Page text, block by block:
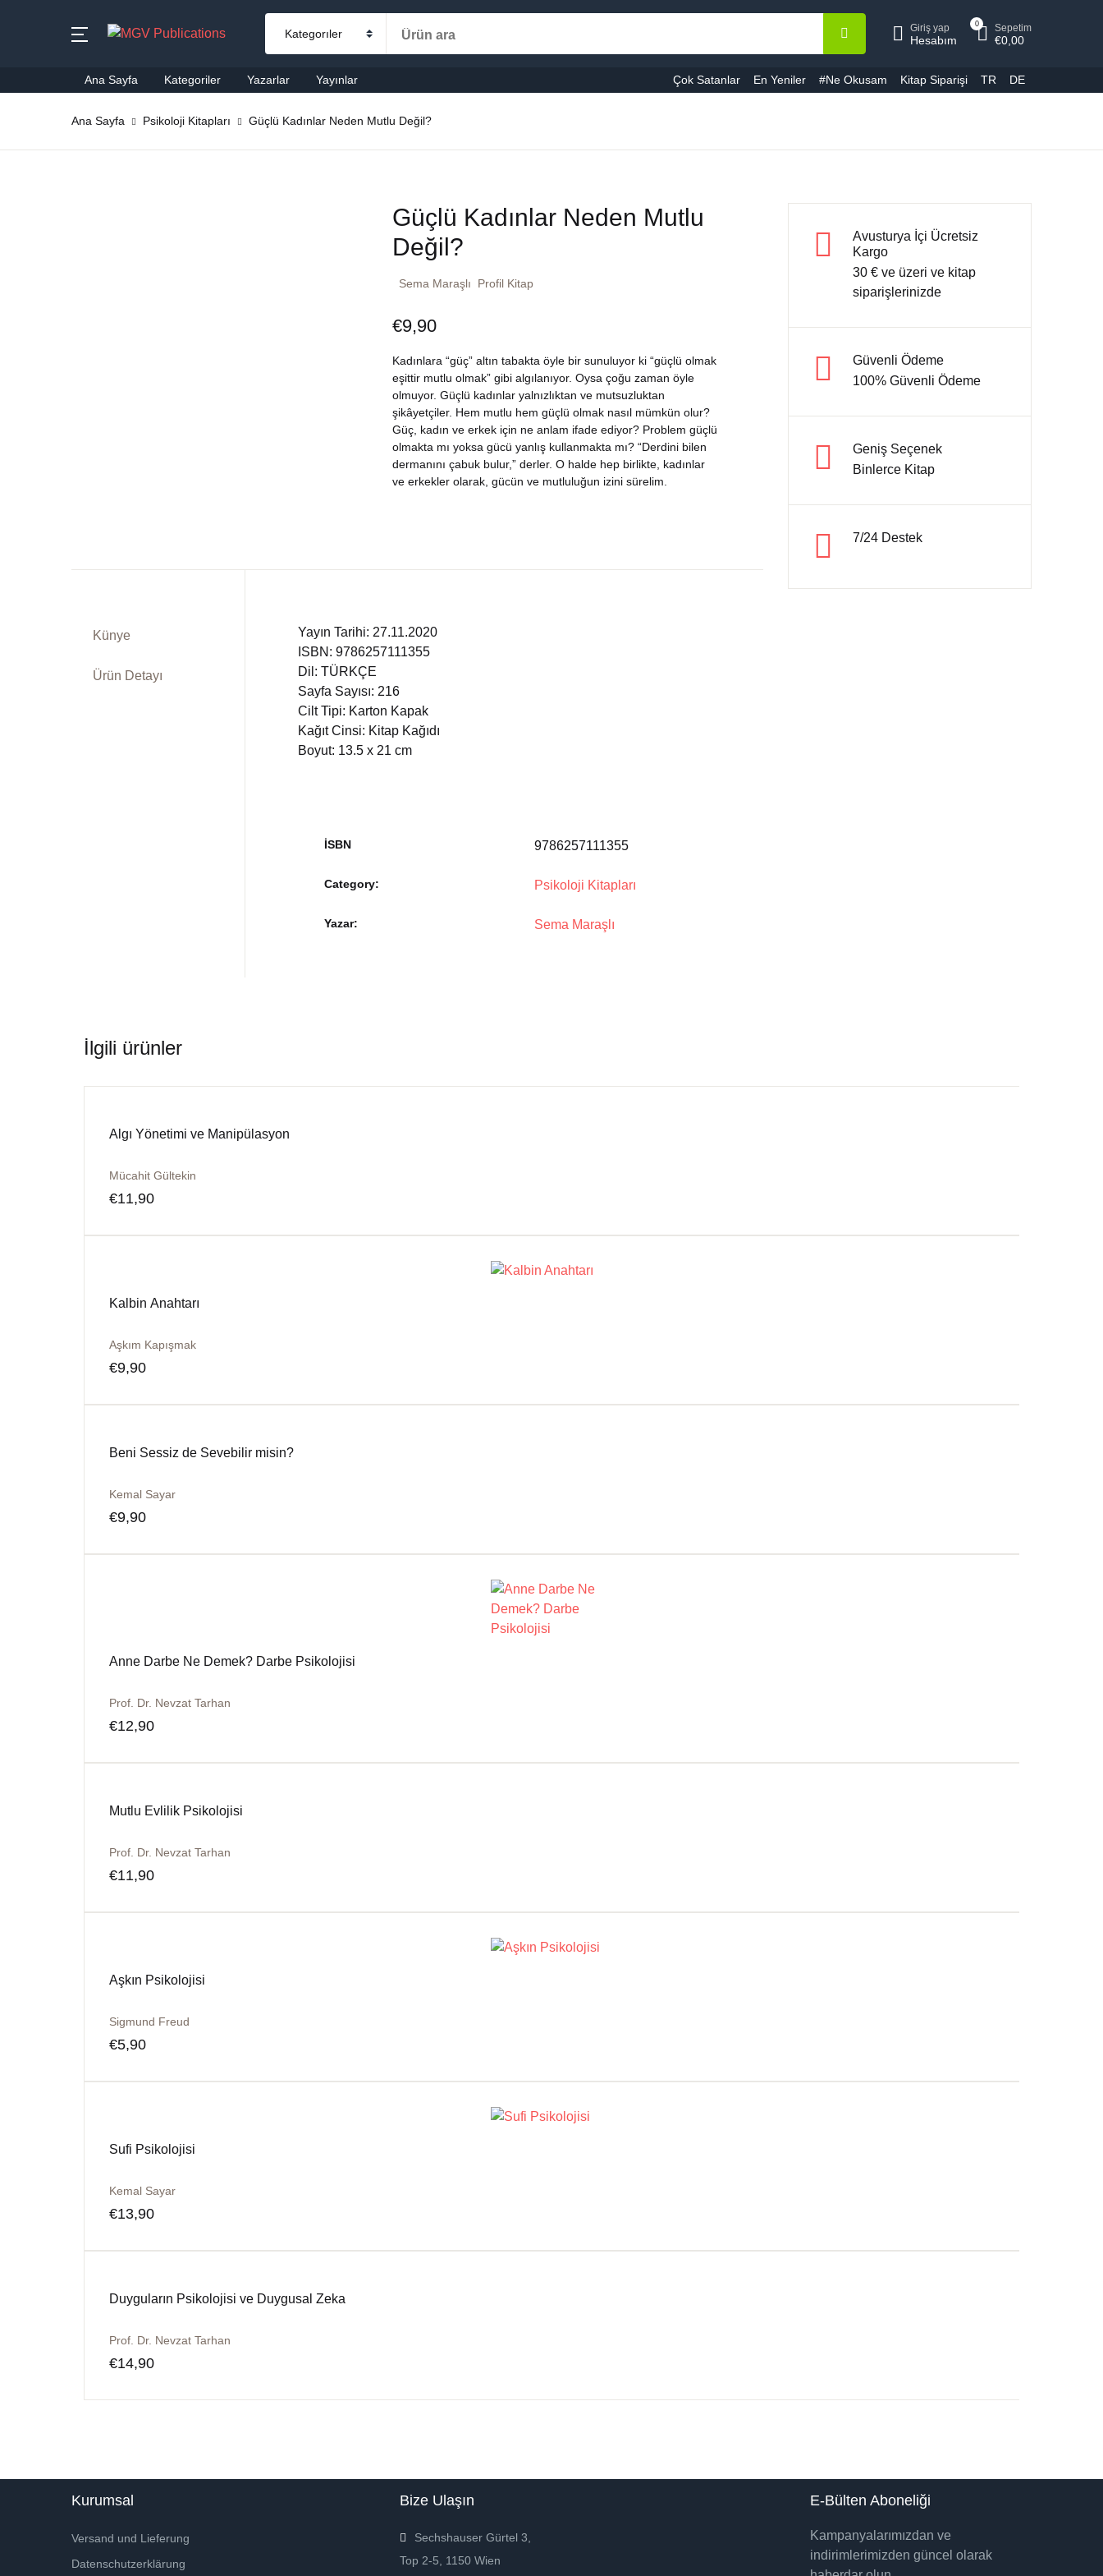
Giriş yap
Hesabım
0 Sepetim
€0,00
Ana Sayfa Kategoriler Yazarlar Yayınlar Çok Satanlar En Yeniler #Ne Okusam Kitap Siparişi TR DE
Başvuru – Kaynak
Dünya Klasikleri
Edebiyat
Psikoloji
Siyasi
Tarih
Kapat
Kapat
Ana Sayfa Psikoloji Kitapları Güçlü Kadınlar Neden Mutlu Değil?
Güçlü Kadınlar Neden Mutlu
Değil?
Sema Maraşlı Profil Kitap
€9,90
Kadınlara “güç” altın tabakta öyle bir sunuluyor ki “güçlü olmak
eşittir mutlu olmak” gibi algılanıyor. Oysa çoğu zaman öyle
olmuyor. Güçlü kadınlar yalnızlıktan ve mutsuzluktan
şikâyetçiler. Hem mutlu hem güçlü olmak nasıl mümkün olur?
Güç, kadın ve erkek için ne anlam ifade ediyor? Problem güçlü
olmakta mı yoksa gücü yanlış kullanmakta mı? “Derdini bilen
dermanını çabuk bulur,” derler. O halde hep birlikte, kadınlar
ve erkekler olarak, gücün ve mutluluğun izini sürelim.
Künye
Ürün Detayı
Yayın Tarihi: 27.11.2020
ISBN: 9786257111355
Dil: TÜRKÇE
Sayfa Sayısı: 216
Cilt Tipi: Karton Kapak
Kağıt Cinsi: Kitap Kağıdı
Boyut: 13.5 x 21 cm
İSBN 9786257111355
Category: Psikoloji Kitapları
Yazar Sema Maraşlı
Avusturya İçi Ücretsiz
Kargo
30 € ve üzeri ve kitap
siparişlerinizde
Güvenli Ödeme
100% Güvenli Ödeme
Geniş Seçenek
Binlerce Kitap
7/24 Destek
İlgili ürünler
Algı Yönetimi ve Manipülasyon
Mücahit Gültekin
€11,90
Kalbin Anahtarı
Aşkım Kapışmak
€9,90
Beni Sessiz de Sevebilir misin?
Kemal Sayar
€9,90
Anne Darbe Ne Demek? Darbe Psikolojisi
Prof. Dr. Nevzat Tarhan
€12,90
Mutlu Evlilik Psikolojisi
Prof. Dr. Nevzat Tarhan
€11,90
Aşkın Psikolojisi
Sigmund Freud
€5,90
Sufi Psikolojisi
Kemal Sayar
€13,90
Duyguların Psikolojisi ve Duygusal Zeka
Prof. Dr. Nevzat Tarhan
€14,90
Kurumsal
Versand und Lieferung
Datenschutzerklärung
Bize Ulaşın
Sechshauser Gürtel 3,
Top 2-5, 1150 Wien
E-Bülten Aboneliği
Kampanyalarımızdan ve
indirimlerimizden güncel olarak